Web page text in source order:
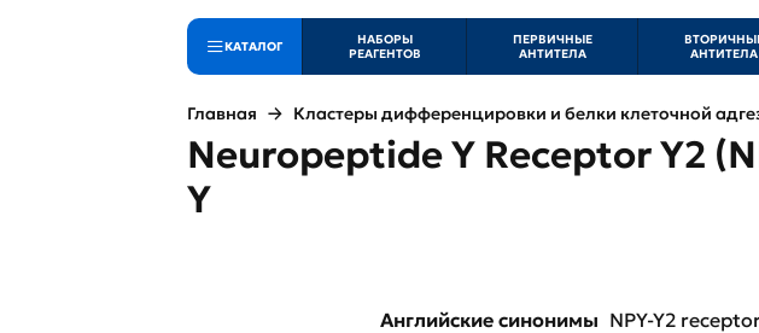
КАТАЛОГ
НАБОРЫ
РЕАГЕНТОВ
ПЕРВИЧНЫЕ
АНТИТЕЛА
АНТИТЕЛА
Главная Кластеры дифференцировки и белки клеточной
Neuropeptide Y Receptor Y2
Y
Английские синонимы NPY-Y2